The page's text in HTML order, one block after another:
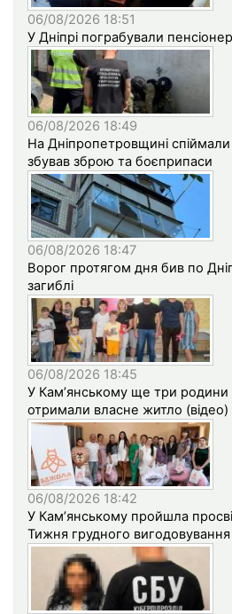
06/08/2026 18:51
У Дніпрі пограбували
06/08/2026 18:49
На Дніпропетровщині спіймали
збував зброю та боєприпаси
06/08/2026 18:47
Ворог протягом дня бив по
загиблі
06/08/2026 18:45
У Кам’янському ще три родини
отримали власне житло (відео)
06/08/2026 18:42
У Кам’янському пройшла
Тижня грудного вигодовування